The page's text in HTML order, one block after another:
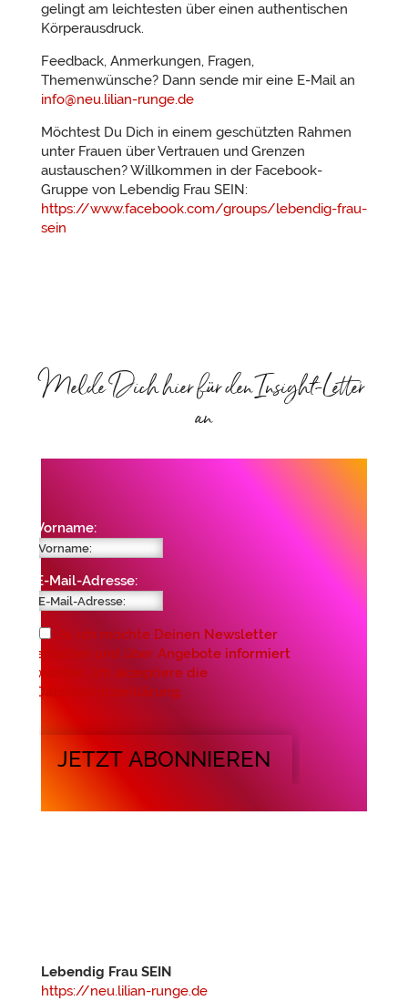
gelingt am leichtesten über einen authentischen
Körperausdruck.
Feedback, Anmerkungen, Fragen,
Themenwünsche? Dann sende mir eine E-Mail an
info@neu.lilian-runge.de
Möchtest Du Dich in einem geschützten Rahmen
unter Frauen über Vertrauen und Grenzen
austauschen? Willkommen in der Facebook-
Gruppe von Lebendig Frau SEIN:
https://www.facebook.com/groups/lebendig-frau-
sein
Melde Dich hier für den Insight-Letter
an
Vorname:
E-Mail-Adresse:
Ja, ich möchte Deinen Newsletter
erhalten und über Angebote informiert
werden. Ich akzeptiere die
Datenschutzerklärung.
JETZT ABONNIEREN
Lebendig Frau SEIN
https://neu.lilian-runge.de